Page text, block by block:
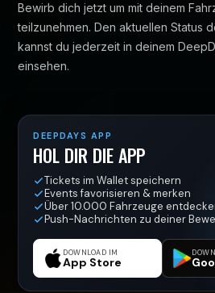
Bewirb dich jetzt um mit deinem
teilzunehmen. Den aktuellen Status
kannst du jederzeit in deinem
einsehen.
DEEPDAYS APP
HOL DIR DIE APP
Tickets im Wallet speichern
Events favorisieren & merken
Über 10.000 Fahrzeuge
Push-Nachrichten zu deiner
DOWNLOAD IM
App Store